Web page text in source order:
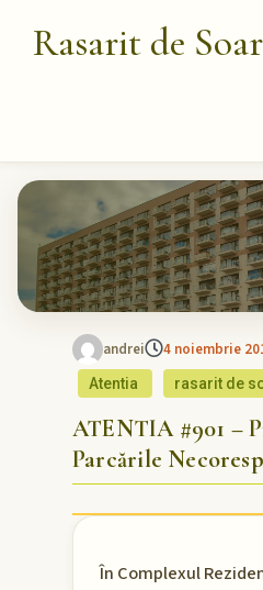
Rasarit de
andrei 4 noiembrie
Atentia rasarit de
ATENTIA #901 –
Parcările
În Complexul